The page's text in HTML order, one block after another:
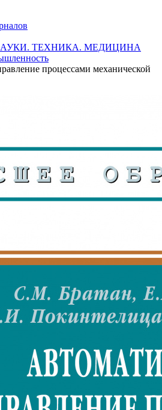
ТЕХНИКА. МЕДИЦИНА
процессами механической